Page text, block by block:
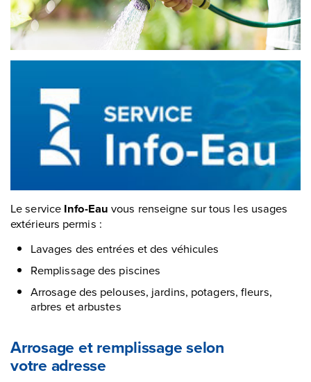
Le service Info-Eau vous renseigne sur tous les usages
extérieurs permis :
Lavages des entrées et des véhicules
Remplissage des piscines
Arrosage des pelouses, jardins, potagers, fleurs,
arbres et arbustes
Arrosage et remplissage selon
votre adresse